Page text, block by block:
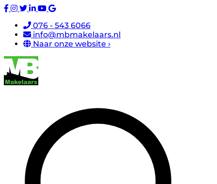
076 - 543 6066
info@mbmakelaars.nl
Naar onze website ›